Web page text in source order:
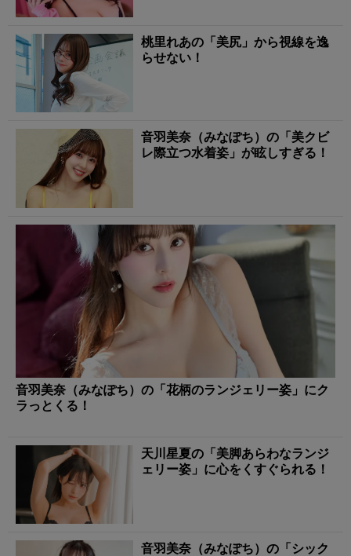
桃里れあの「美尻」から視線を逸
らせない！
音羽美奈（みなぽち）の「美クビ
レ際立つ水着姿」が眩しすぎる！
音羽美奈（みなぽち）の「花柄のランジェリー姿」にク
ラっとくる！
天川星夏の「美脚あらわなランジ
ェリー姿」に心をくすぐられる！
音羽美奈（みなぽち）の「シック